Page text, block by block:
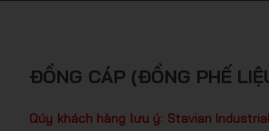
ĐỒNG CÁP (ĐỒNG PHẾ
Qúy khách hàng lưu ý: Stavian